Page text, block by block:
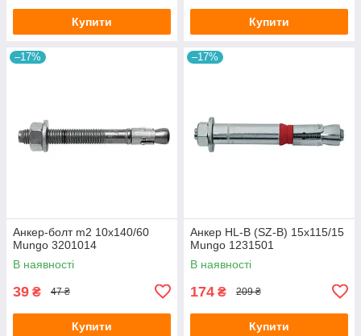
Купити Купити
–17%
Анкер-болт m2 10х140/60
Mungo 3201014
В наявності
39 ₴ 47 ₴
Купити
–17%
Анкер HL-B (SZ-B) 15x115/15
Mungo 1231501
В наявності
174 ₴ 209 ₴
Купити